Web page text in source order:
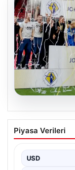
Az
Sahibini
başlangıcında,
ve…
Piyasa Verileri
USD